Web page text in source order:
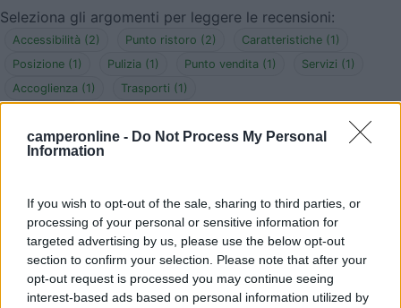
camperonline - Do Not Process My Personal
Information
If you wish to opt-out of the sale, sharing to third parties, or
processing of your personal or sensitive information for
targeted advertising by us, please use the below opt-out
section to confirm your selection. Please note that after your
opt-out request is processed you may continue seeing
interest-based ads based on personal information utilized by
Seleziona gli argomenti per leggere le recensioni:
Accessibilità (2) Punto ristoro (2)
Caratteristiche (1)
Posizione (1)
Pulizia (1) Punto vendita (1)
Servizi (1)
Accoglienza (1)
Trasporti (1)
dredd61 06/09/2017 12:19